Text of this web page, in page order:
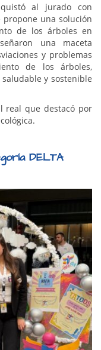
al jurado con
una solución
de los árboles en
una maceta
y problemas
de los árboles,
y sostenible
real que destacó por
DELTA